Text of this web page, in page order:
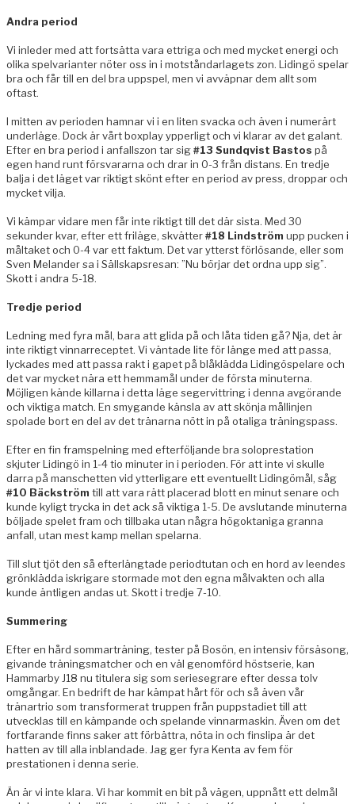
Andra period
Vi inleder med att fortsätta vara ettriga och med mycket energi och
olika spelvarianter nöter oss in i motståndarlagets zon. Lidingö spelar
bra och får till en del bra uppspel, men vi avväpnar dem allt som
oftast.
I mitten av perioden hamnar vi i en liten svacka och även i numerärt
underläge. Dock är vårt boxplay ypperligt och vi klarar av det galant.
Efter en bra period i anfallszon tar sig#13 Sundqvist Bastos på
egen hand runt försvararna och drar in 0-3 från distans. En tredje
balja i det läget var riktigt skönt efter en period av press, droppar och
mycket vilja.
Vi kämpar vidare men får inte riktigt till det där sista. Med 30
sekunder kvar, efter ett friläge, skvätter#18 Lindström upp pucken i
måltaket och 0-4 var ett faktum. Det var ytterst förlösande, eller som
Sven Melander sa i Sällskapsresan: ”Nu börjar det ordna upp sig”.
Skott i andra 5-18.
Tredje period
Ledning med fyra mål, bara att glida på och låta tiden gå? Nja, det är
inte riktigt vinnarreceptet. Vi väntade lite för länge med att passa,
lyckades med att passa rakt i gapet på blåklädda Lidingöspelare och
det var mycket nära ett hemmamål under de första minuterna.
Möjligen kände killarna i detta läge segervittring i denna avgörande
och viktiga match. En smygande känsla av att skönja mållinjen
spolade bort en del av det tränarna nött in på otaliga träningspass.
Efter en fin framspelning med efterföljande bra soloprestation
skjuter Lidingö in 1-4 tio minuter in i perioden. För att inte vi skulle
darra på manschetten vid ytterligare ett eventuellt Lidingömål, såg
#10 Bäckström till att vara rätt placerad blott en minut senare och
kunde kyligt trycka in det ack så viktiga 1-5. De avslutande minuterna
böljade spelet fram och tillbaka utan några högoktaniga granna
anfall, utan mest kamp mellan spelarna.
Till slut tjöt den så efterlängtade periodtutan och en hord av leendes
grönklädda iskrigare stormade mot den egna målvakten och alla
kunde äntligen andas ut. Skott i tredje 7-10.
Summering
Efter en hård sommarträning, tester på Bosön, en intensiv försäsong,
givande träningsmatcher och en väl genomförd höstserie, kan
Hammarby J18 nu titulera sig som seriesegrare efter dessa tolv
omgångar. En bedrift de har kämpat hårt för och så även vår
tränartrio som transformerat truppen från puppstadiet till att
utvecklas till en kämpande och spelande vinnarmaskin. Även om det
fortfarande finns saker att förbättra, nöta in och finslipa är det
hatten av till alla inblandade. Jag ger fyra Kenta av fem för
prestationen i denna serie.
Än är vi inte klara. Vi har kommit en bit på vägen, uppnått ett delmål